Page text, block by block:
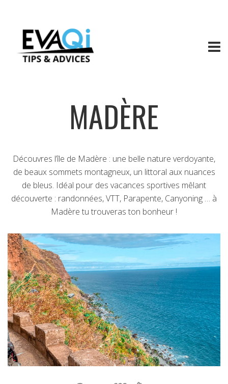
MADÈRE
Découvres l’île de Madère : une belle nature verdoyante,
de beaux sommets montagneux, un littoral aux nuances
de bleus. Idéal pour des vacances sportives mêlant
découverte : randonnées, VTT, Parapente, Canyoning … à
Madère tu trouveras ton bonheur !